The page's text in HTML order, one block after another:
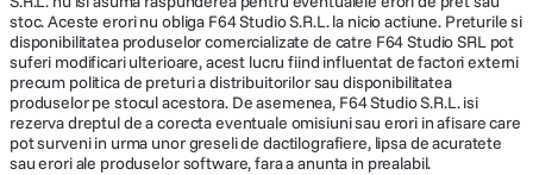
stoc. Aceste erori nu obliga F64 Studio S.R.L. la nicio actiune. Preturile si
disponibilitatea produselor comercializate de catre F64 Studio SRL pot
suferi modificari ulterioare, acest lucru fiind influentat de factori externi
precum politica de preturi a distribuitorilor sau disponibilitatea
produselor pe stocul acestora. De asemenea, F64 Studio S.R.L. isi
rezerva dreptul de a corecta eventuale omisiuni sau erori in afisare care
pot surveni in urma unor greseli de dactilografiere, lipsa de acuratete
sau erori ale produselor software, fara a anunta in prealabil.